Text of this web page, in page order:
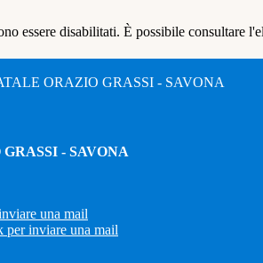
essere disabilitati. È possibile consultare
ORAZIO GRASSI - SAVONA
- SAVONA
una mail
per inviare una mail